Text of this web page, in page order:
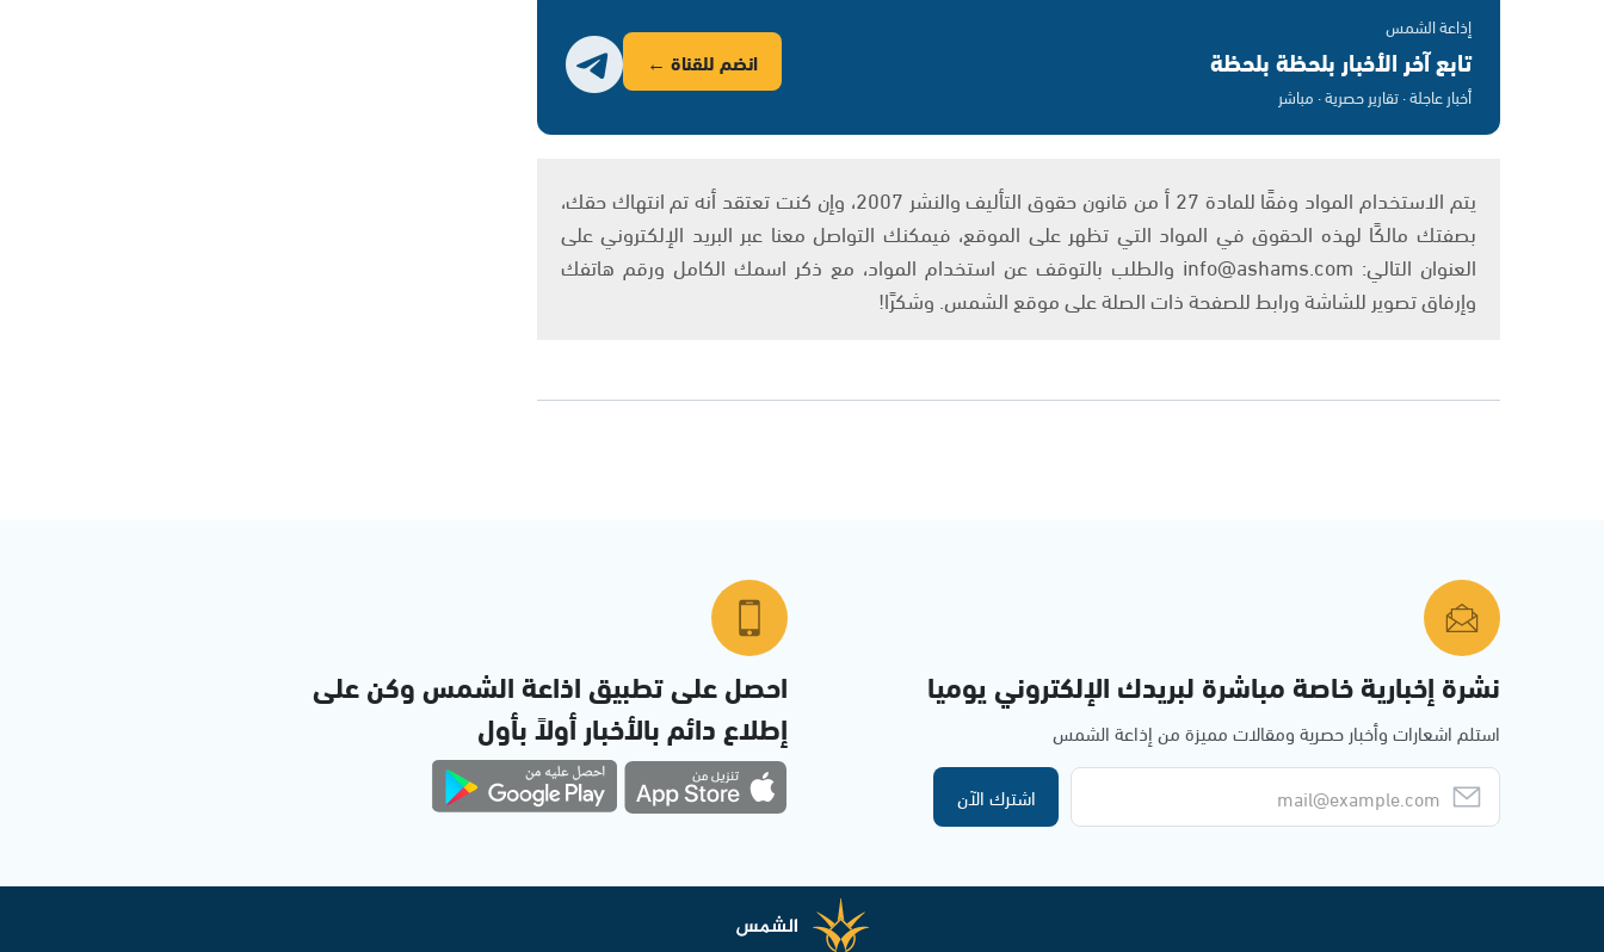
إذاعة الشمس
تابع آخر الأخبار بلحظة بلحظة
أخبار عاجلة · تقارير حصرية · مباشر
انضم للقناة ←
يتم الاستخدام المواد وفقًا للمادة 27 أ من قانون حقوق التأليف والنشر 2007، وإن كنت تعتقد أنه تم انتهاك حقك،
بصفتك مالكًا لهذه الحقوق في المواد التي تظهر على الموقع، فيمكنك التواصل معنا عبر البريد الإلكتروني على
العنوان التالي: info@ashams.com والطلب بالتوقف عن استخدام المواد، مع ذكر اسمك الكامل ورقم هاتفك
وإرفاق تصوير للشاشة ورابط للصفحة ذات الصلة على موقع الشمس. وشكرًا!
نشرة إخبارية خاصة مباشرة لبريدك الإلكتروني يوميا
استلم اشعارات وأخبار حصرية ومقالات مميزة من إذاعة الشمس
اشترك الآن
احصل على تطبيق اذاعة الشمس وكن على
إطلاع دائم بالأخبار أولاً بأول